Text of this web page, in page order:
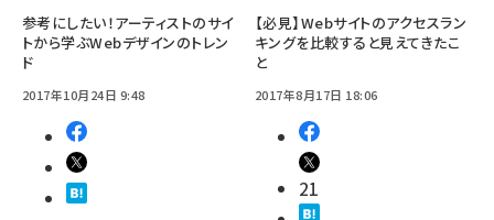
参考にしたい！アーティストのサイ
トから学ぶWebデザインのトレン
ド
2017年10月24日 9:48
【必見】Webサイトのアクセスラン
キングを比較すると見えてきたこ
と
2017年8月17日 18:06
21